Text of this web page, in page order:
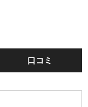
口コミ